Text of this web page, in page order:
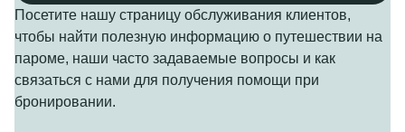
Посетите нашу страницу обслуживания клиентов,
чтобы найти полезную информацию о путешествии на
пароме, наши часто задаваемые вопросы и как
связаться с нами для получения помощи при
бронировании.